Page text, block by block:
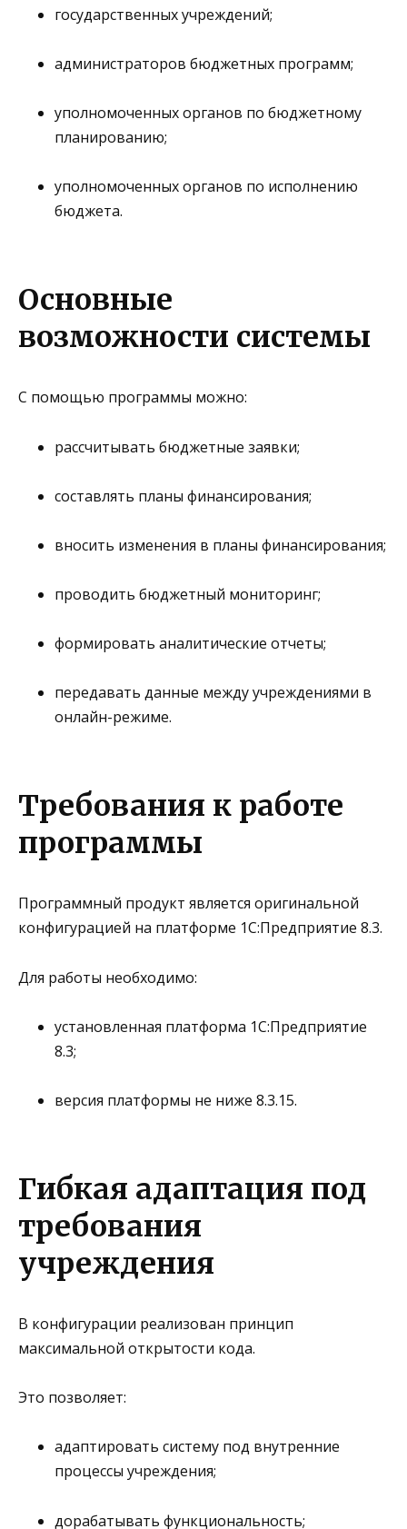
государственных учреждений;
администраторов бюджетных программ;
уполномоченных органов по бюджетному
планированию;
уполномоченных органов по исполнению
бюджета.
Основные
возможности системы
С помощью программы можно:
рассчитывать бюджетные заявки;
составлять планы финансирования;
вносить изменения в планы финансирования;
проводить бюджетный мониторинг;
формировать аналитические отчеты;
передавать данные между учреждениями в
онлайн-режиме.
Требования к работе
программы
Программный продукт является оригинальной
конфигурацией на платформе 1С:Предприятие 8.3.
Для работы необходимо:
установленная платформа 1С:Предприятие
8.3;
версия платформы не ниже 8.3.15.
Гибкая адаптация под
требования
учреждения
В конфигурации реализован принцип
максимальной открытости кода.
Это позволяет:
адаптировать систему под внутренние
процессы учреждения;
дорабатывать функциональность;